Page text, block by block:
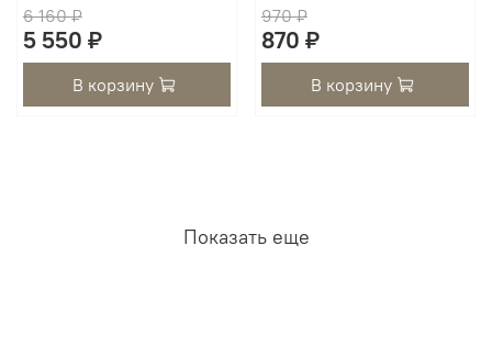
6 160 ₽
5 550 ₽
В корзину
970 ₽
870 ₽
В корзину
Показать еще